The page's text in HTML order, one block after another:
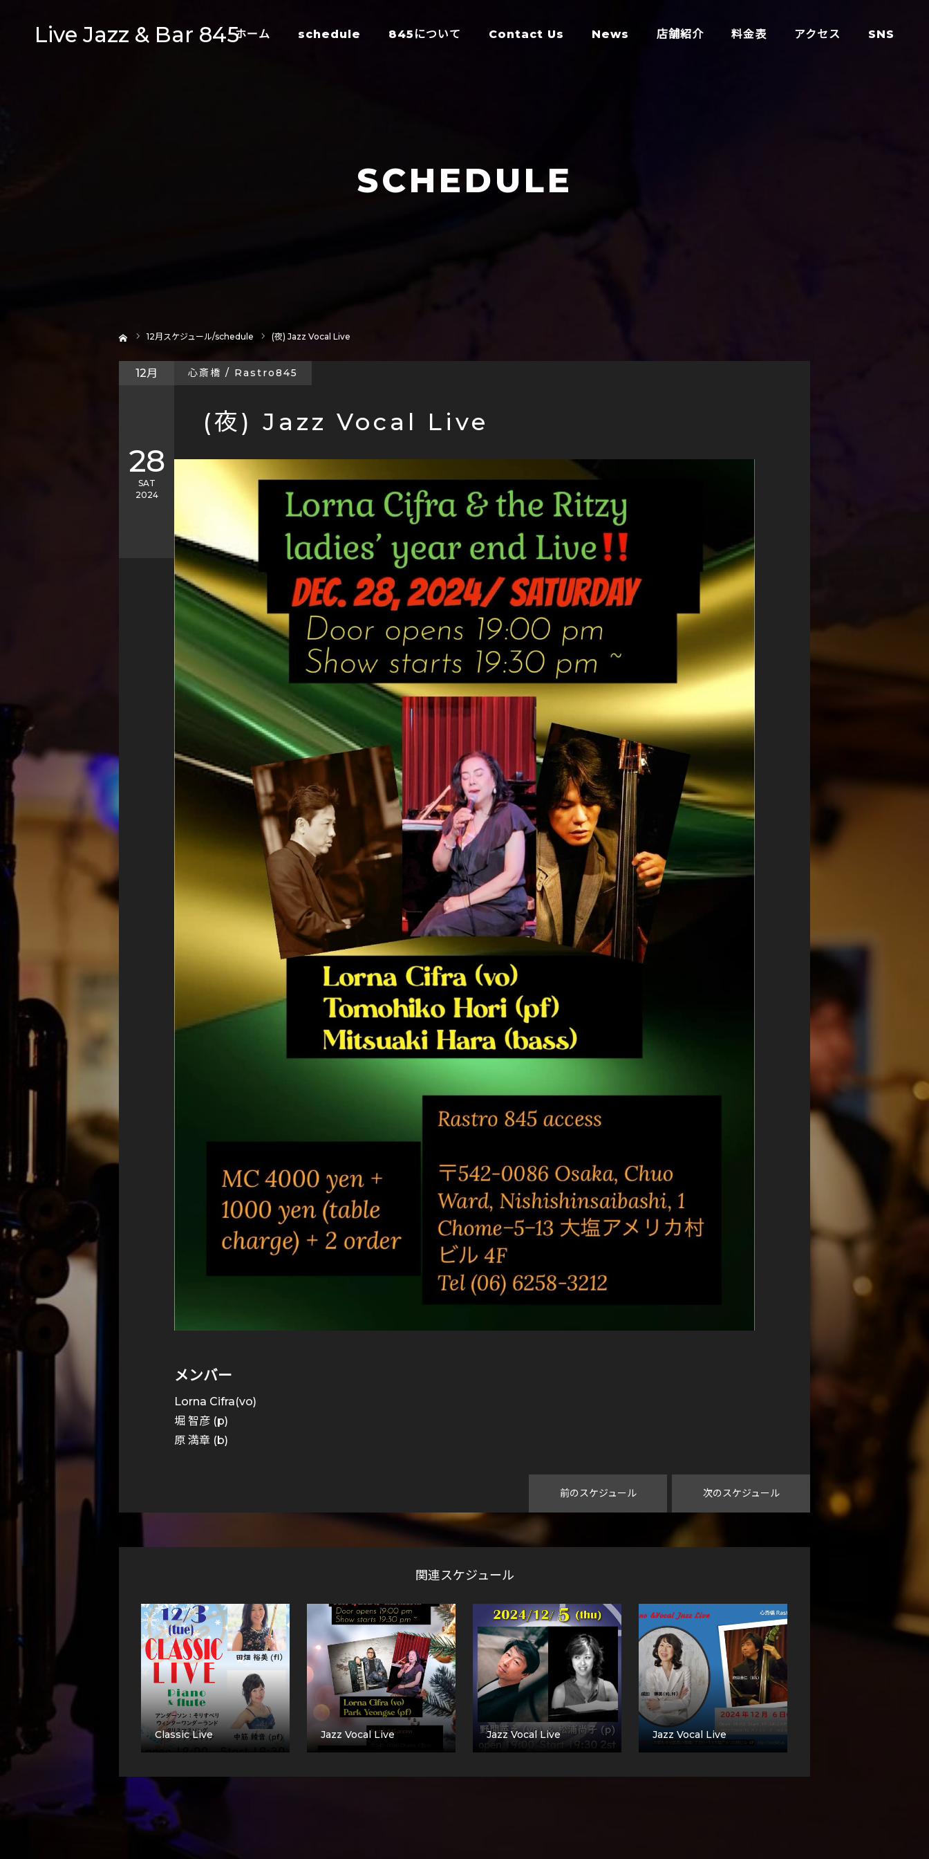
Live Jazz & Bar 845ホーム schedule 845について Contact Us News 店舗紹介 料金表 アクセス SNS
SCHEDULE
12月スケジュール/schedule (夜) Jazz Vocal Live
(夜) Jazz Vocal Live
12月
28
SAT
2024
心斎橋 / Rastro845
メンバー
Lorna Cifra(vo)
堀 智彦 (p)
原 満章 (b)
前のスケジュール 次のスケジュール
関連スケジュール
Classic Live Jazz Vocal Live Jazz Vocal Live Jazz Vocal Live